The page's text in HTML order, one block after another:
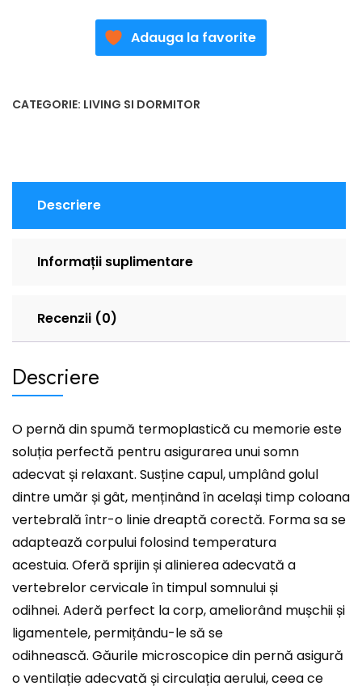
Adauga la favorite
CATEGORIE: LIVING SI DORMITOR
Descriere
Informații suplimentare
Recenzii (0)
Descriere
O pernă din spumă termoplastică cu memorie este
soluția perfectă pentru asigurarea unui somn
adecvat și relaxant. Susține capul, umplând golul
dintre umăr și gât, menținând în același timp coloana
vertebrală într-o linie dreaptă corectă. Forma sa se
adaptează corpului folosind temperatura
acestuia. Oferă sprijin și alinierea adecvată a
vertebrelor cervicale în timpul somnului și
odihnei. Aderă perfect la corp, ameliorând mușchii și
ligamentele, permițându-le să se
odihnească. Găurile microscopice din pernă asigură
o ventilație adecvată și circulația aerului, ceea ce